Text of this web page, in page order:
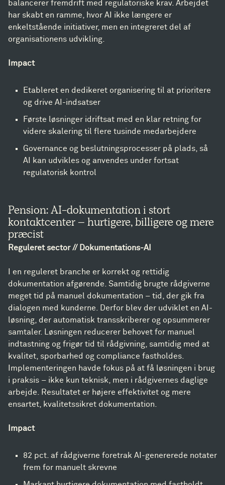
balancerer fremdrift med regulatoriske krav. Arbejdet
har skabt en ramme, hvor AI ikke længere er
enkeltstående initiativer, men en integreret del af
organisationens udvikling.
Impact
Etableret en dedikeret organisering til at prioritere
og drive AI-indsatser
Første løsninger idriftsat med en klar retning for
videre skalering til flere tusinde medarbejdere
Governance og beslutningsprocesser på plads, så
AI kan udvikles og anvendes under fortsat
regulatorisk kontrol
Pension: AI-dokumentation i stort
kontaktcenter – hurtigere, billigere og mere
præcist
Reguleret sector // Dokumentations-AI
I en reguleret branche er korrekt og rettidig
dokumentation afgørende. Samtidig brugte rådgiverne
meget tid på manuel dokumentation – tid, der gik fra
dialogen med kunderne. Derfor blev der udviklet en AI-
løsning, der automatisk transskriberer og opsummerer
samtaler. Løsningen reducerer behovet for manuel
indtastning og frigør tid til rådgivning, samtidig med at
kvalitet, sporbarhed og compliance fastholdes.
Implementeringen havde fokus på at få løsningen i brug
i praksis – ikke kun teknisk, men i rådgivernes daglige
arbejde. Resultatet er højere effektivitet og mere
ensartet, kvalitetssikret dokumentation.
Impact
82 pct. af rådgiverne foretrak AI-genererede notater
frem for manuelt skrevne